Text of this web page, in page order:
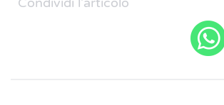
Condividi l'articolo